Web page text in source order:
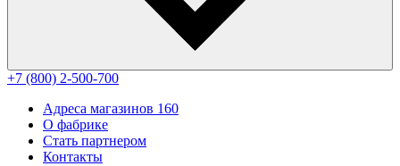
+7 (800) 2-500-700
Адреса магазинов 160
О фабрике
Стать партнером
Контакты